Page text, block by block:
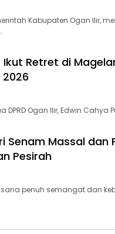
Kabupaten Ogan Ilir,
Ikut Retret di
2026
Ogan Ilir, Edwin Cahya
Senam Massal dan
Pesirah
penuh semangat dan